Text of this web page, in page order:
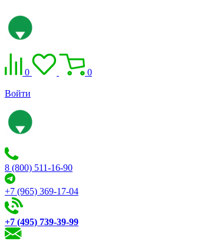
0 0
Войти
8 (800) 511-16-90
+7 (965) 369-17-04
+7 (495) 739-39-99